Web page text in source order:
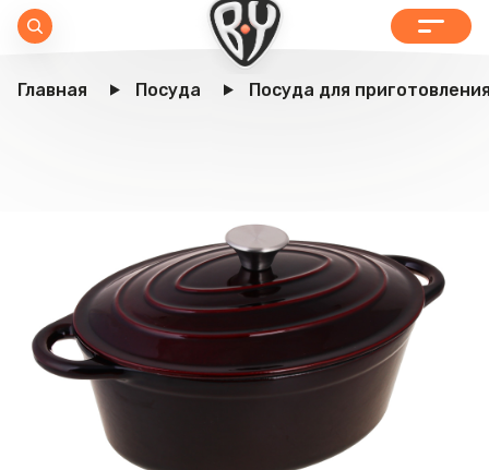
Главная Посуда Посуда для